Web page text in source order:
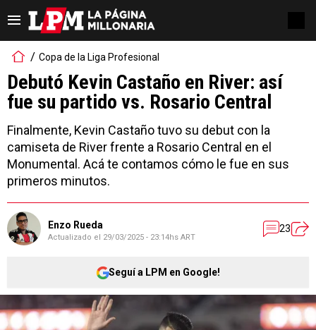
Copa de la Liga Profesional
Debutó Kevin Castaño en River: así
fue su partido vs. Rosario Central
Finalmente, Kevin Castaño tuvo su debut con la
camiseta de River frente a Rosario Central en el
Monumental. Acá te contamos cómo le fue en sus
primeros minutos.
Enzo Rueda
Actualizado el 29/03/2025 - 23:14hs ART
23
Seguí a LPM en Google!